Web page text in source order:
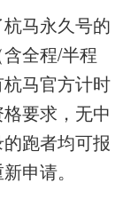
马永久号的
全程/半程
马官方计时
要求，无中
跑者均可报
申请。